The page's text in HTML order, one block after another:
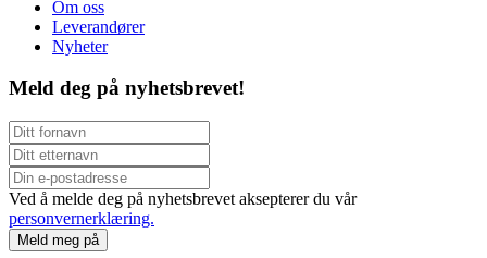
Om oss
Leverandører
Nyheter
Meld deg på nyhetsbrevet!
Ved å melde deg på nyhetsbrevet aksepterer du vår
personvernerklæring.